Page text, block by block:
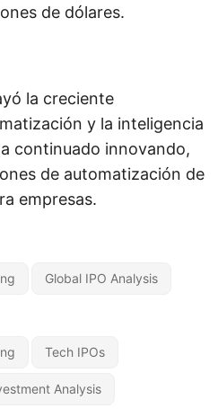
de dólares.
la creciente
y la inteligencia
continuado innovando,
de automatización de
empresas.
Global IPO Analysis
Tech IPOs
Analysis